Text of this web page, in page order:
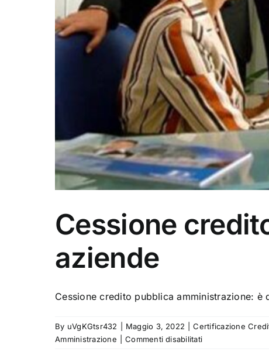
Cessione
aziende
Cessione credito pubblica amministrazione:
By uVgKGtsr432 Maggio 3, 2022 Certificazione
Amministrazione
Commenti disabilitatisu